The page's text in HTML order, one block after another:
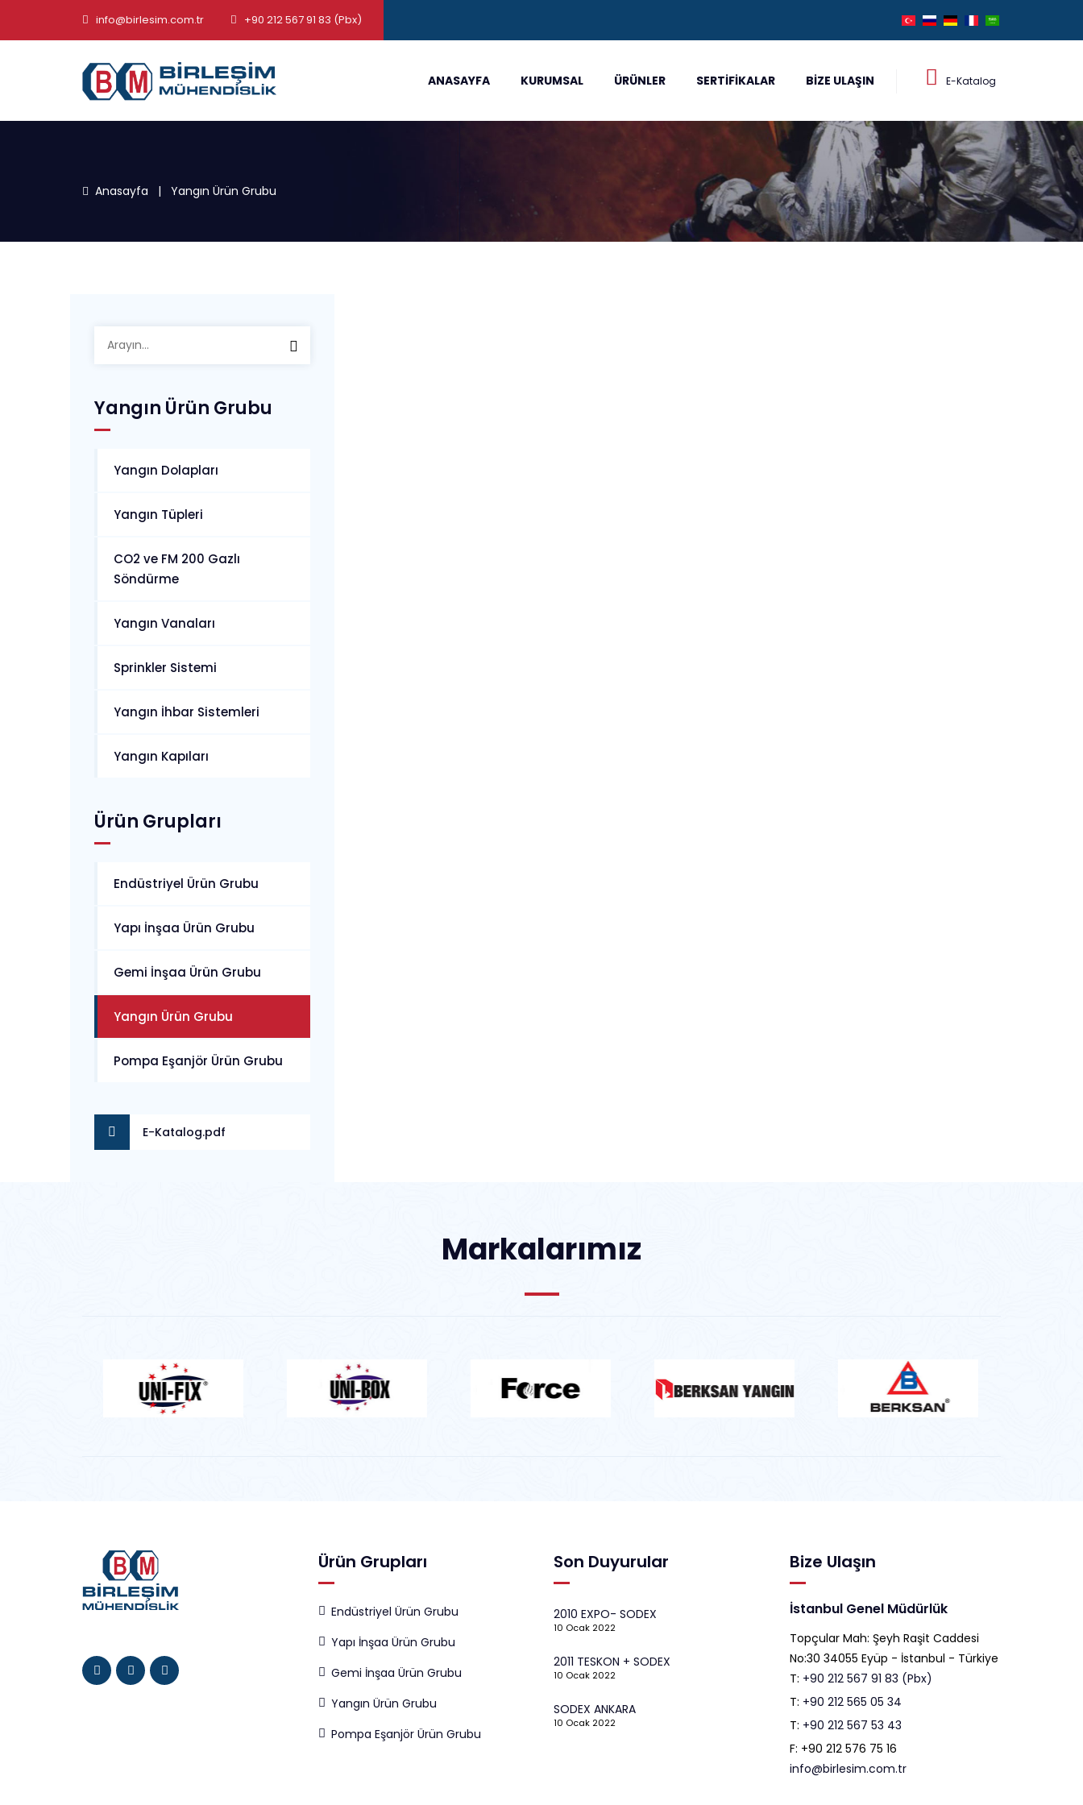
info@birlesim.com.tr +90 212 567 91 83 (Pbx)
E-Katalog
ANASAYFA KURUMSAL ÜRÜNLER SERTIFIKALAR BIZE ULAŞIN
Anasayfa | Yangın Ürün Grubu
Yangın Ürün Grubu
Yangın Dolapları
Yangın Tüpleri
CO2 ve FM 200 Gazlı
Söndürme
Yangın Vanaları
Sprinkler Sistemi
Yangın İhbar Sistemleri
Yangın Kapıları
Ürün Grupları
Endüstriyel Ürün Grubu
Yapı İnşaa Ürün Grubu
Gemi İnşaa Ürün Grubu
Yangın Ürün Grubu
Pompa Eşanjör Ürün Grubu
E-Katalog.pdf
Markalarımız
Ürün Grupları
Endüstriyel Ürün Grubu
Yapı İnşaa Ürün Grubu
Gemi İnşaa Ürün Grubu
Yangın Ürün Grubu
Pompa Eşanjör Ürün Grubu
Son Duyurular
2010 EXPO- SODEX
10 Ocak 2022
2011 TESKON + SODEX
10 Ocak 2022
SODEX ANKARA
10 Ocak 2022
Bize Ulaşın
İstanbul Genel Müdürlük
Topçular Mah: Şeyh Raşit Caddesi
No:30 34055 Eyüp - İstanbul - Türkiye
T: +90 212 567 91 83 (Pbx)
T: +90 212 565 05 34
T: +90 212 567 53 43
F: +90 212 576 75 16
info@birlesim.com.tr